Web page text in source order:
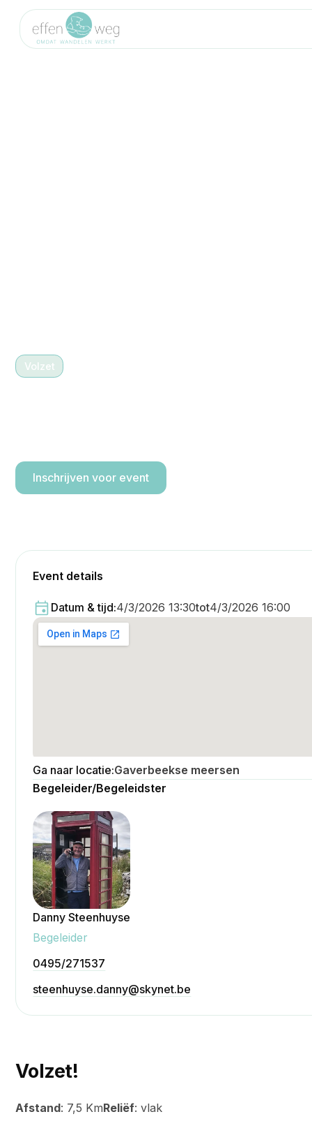
Volzet 4/3/2026 13:30
Inschrijven voor event
Volzet!
Afstand: 7,5 KmReliëf: vlak
Event details
Datum & tijd:4/3/2026 13:30tot4/3/2026 16:00
Ga naar locatie:Gaverbeekse meersen
Begeleider/Begeleidster
Bekijken
Danny Steenhuyse
Begeleider
0495/271537
steenhuyse.danny@skynet.be